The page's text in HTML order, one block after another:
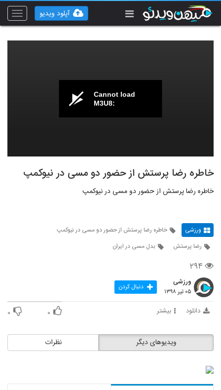
Toggle
آپلود ویدیو
Cannot load
M3U8:
خاطره رضا پرستش از حضور دو مسی در نیوکمپ
خاطره رضا پرستش از حضور دو مسی در نیوکمپ
ورزشی
خاطره رضا پرستش از حضور دو مسی در نیوکمپ
رضا پرستش
بدل مسی در ایران
۲۹۴
ورزشی
۰۵ تیر ۱۳۹۸ دنبال کردن
دانلود بیشتر ۰ ۰
نظرات ویدیوهای دیگر